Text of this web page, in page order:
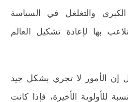
والتغلغل في السياسة
بها لإعادة تشكيل العالم
إن الأمور لا تجري بشكل جيد
للأولوية الأخيرة، فإذا كانت